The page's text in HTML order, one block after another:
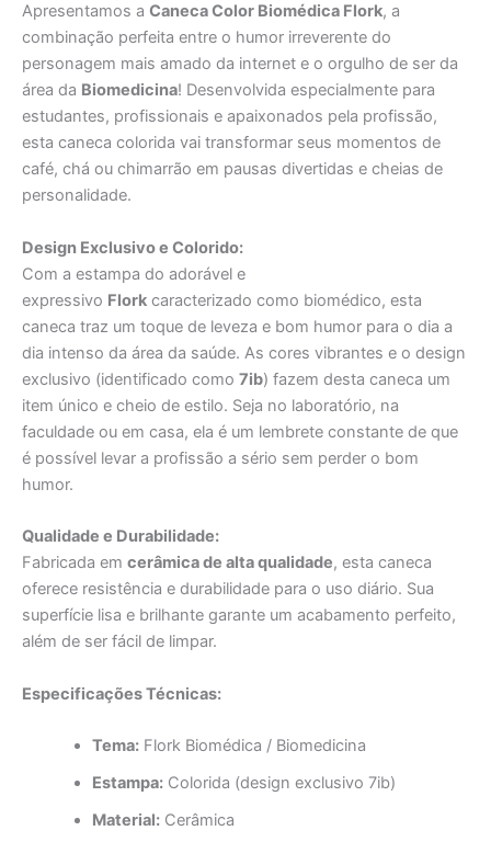
Apresentamos a Caneca Color Biomédica Flork, a
combinação perfeita entre o humor irreverente do
personagem mais amado da internet e o orgulho de ser da
área da Biomedicina! Desenvolvida especialmente para
estudantes, profissionais e apaixonados pela profissão,
esta caneca colorida vai transformar seus momentos de
café, chá ou chimarrão em pausas divertidas e cheias de
personalidade.
Design Exclusivo e Colorido:
Com a estampa do adorável e
expressivo Flork caracterizado como biomédico, esta
caneca traz um toque de leveza e bom humor para o dia a
dia intenso da área da saúde. As cores vibrantes e o design
exclusivo (identificado como 7ib) fazem desta caneca um
item único e cheio de estilo. Seja no laboratório, na
faculdade ou em casa, ela é um lembrete constante de que
é possível levar a profissão a sério sem perder o bom
humor.
Qualidade e Durabilidade:
Fabricada em cerâmica de alta qualidade, esta caneca
oferece resistência e durabilidade para o uso diário. Sua
superfície lisa e brilhante garante um acabamento perfeito,
além de ser fácil de limpar.
Especificações Técnicas:
Tema:Flork Biomédica / Biomedicina
Estampa:Colorida (design exclusivo 7ib)
Material:Cerâmica